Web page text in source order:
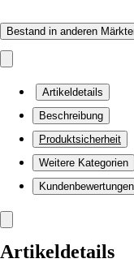
Bestand in anderen
Artikeldetails
Beschreibung
Produktsicherheit
Weitere Kategorien
Kundenbewertungen
Artikeldetails